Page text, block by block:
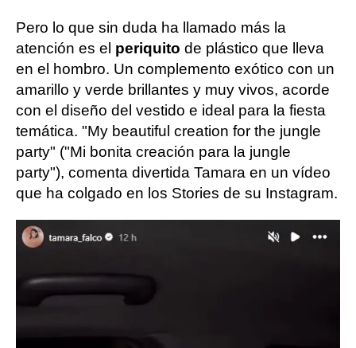
Pero lo que sin duda ha llamado más la
atención es el periquito de plástico que lleva
en el hombro. Un complemento exótico con un
amarillo y verde brillantes y muy vivos, acorde
con el diseño del vestido e ideal para la fiesta
temática. "My beautiful creation for the jungle
party" ("Mi bonita creación para la jungle
party"), comenta divertida Tamara en un vídeo
que ha colgado en los Stories de su Instagram.